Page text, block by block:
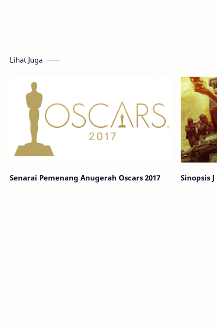
Lihat Juga
Senarai Pemenang Anugerah Oscars 2017 Sinopsis